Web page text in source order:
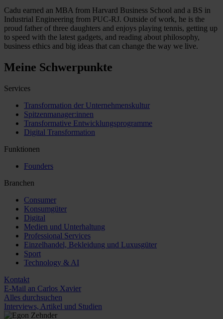
Cadu earned an MBA from Harvard Business School and a BS in
Industrial Engineering from PUC-RJ. Outside of work, he is the
proud father of three daughters and enjoys playing tennis, getting up
to speed with the latest gadgets, and reading about philosophy,
business ethics and big ideas that can change the way we live.
Meine Schwerpunkte
Services
Transformation der Unternehmenskultur
Spitzenmanager:innen
Transformative Entwicklungsprogramme
Digital Transformation
Funktionen
Founders
Branchen
Consumer
Konsumgüter
Digital
Medien und Unterhaltung
Professional Services
Einzelhandel, Bekleidung und Luxusgüter
Sport
Technology & AI
Kontakt
E-Mail an Carlos Xavier
Alles durchsuchen
Interviews, Artikel und Studien